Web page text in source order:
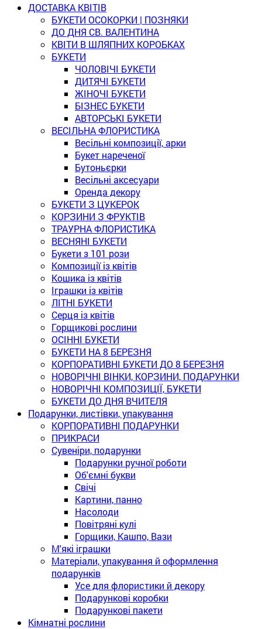
ДОСТАВКА КВІТІВ
БУКЕТИ ОСОКОРКИ | ПОЗНЯКИ
ДО ДНЯ СВ. ВАЛЕНТИНА
КВІТИ В ШЛЯПНИХ КОРОБКАХ
БУКЕТИ
ЧОЛОВІЧІ БУКЕТИ
ДИТЯЧІ БУКЕТИ
ЖІНОЧІ БУКЕТИ
БІЗНЕС БУКЕТИ
АВТОРСЬКІ БУКЕТИ
ВЕСІЛЬНА ФЛОРИСТИКА
Весільні композиції, арки
Букет нареченої
Бутоньєрки
Весільні аксесуари
Оренда декору
БУКЕТИ З ЦУКЕРОК
КОРЗИНИ З ФРУКТІВ
ТРАУРНА ФЛОРИСТИКА
ВЕСНЯНІ БУКЕТИ
Букети з 101 рози
Композиції із квітів
Кошика із квітів
Іграшки із квітів
ЛІТНІ БУКЕТИ
Серця із квітів
Горщикові рослини
ОСІННІ БУКЕТИ
БУКЕТИ НА 8 БЕРЕЗНЯ
КОРПОРАТИВНІ БУКЕТИ ДО 8 БЕРЕЗНЯ
НОВОРІЧНІ ВІНКИ, КОРЗИНИ, ПОДАРУНКИ
НОВОРІЧНІ КОМПОЗИЦІЇ, БУКЕТИ
БУКЕТИ ДО ДНЯ ВЧИТЕЛЯ
Подарунки, листівки, упакування
КОРПОРАТИВНІ ПОДАРУНКИ
ПРИКРАСИ
Сувеніри, подарунки
Подарунки ручної роботи
Об'ємні букви
Свічі
Картини, панно
Насолоди
Повітряні кулі
Горщики, Кашпо, Вази
М'які іграшки
Матеріали, упакування й оформлення
подарунків
Усе для флористики й декору
Подарункові коробки
Подарункові пакети
Кімнатні рослини